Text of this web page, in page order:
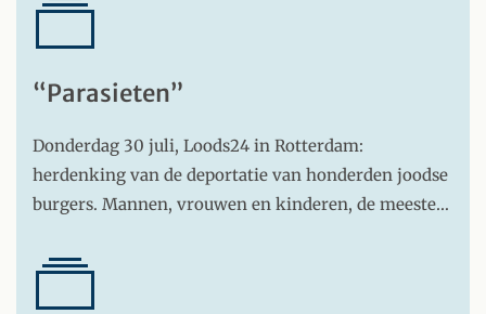
“Parasieten”
Donderdag 30 juli, Loods24 in Rotterdam:
herdenking van de deportatie van honderden joodse
burgers. Mannen, vrouwen en kinderen, de meeste…